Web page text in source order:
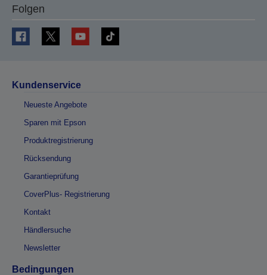
Folgen
Kundenservice
Neueste Angebote
Sparen mit Epson
Produktregistrierung
Rücksendung
Garantieprüfung
CoverPlus- Registrierung
Kontakt
Händlersuche
Newsletter
Bedingungen